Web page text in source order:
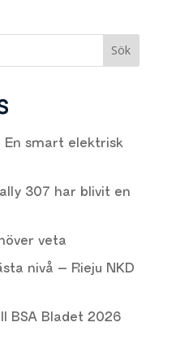
Sök
En smart elektrisk
307 har blivit en
veta
nivå – Rieju NKD
BSA Bladet 2026